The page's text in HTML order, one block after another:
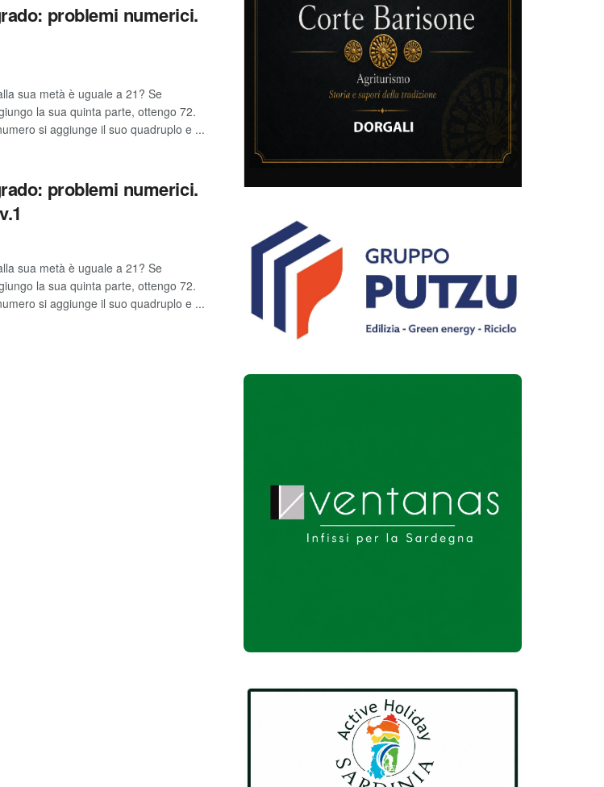
problemi numerici.
sua metà è uguale a 21? Se
la sua quinta parte, ottengo 72.
si aggiunge il suo quadruplo e ...
problemi numerici.
sua metà è uguale a 21? Se
la sua quinta parte, ottengo 72.
si aggiunge il suo quadruplo e ...